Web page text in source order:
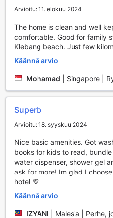
Arvioitu: 11. elokuu 2024
The home is clean and well
comfortable. Good for family
Klebang beach. Just few
Käännä arvio
Mohamad Singapore |
Superb
Arvioitu: 18. syyskuu 2024
Nice basic amenities. Got
books for kids to read,
water dispenser, shower gel
ask for more! Im glad I
hotel 💜
Käännä arvio
IZYANI Malesia | Perhe,